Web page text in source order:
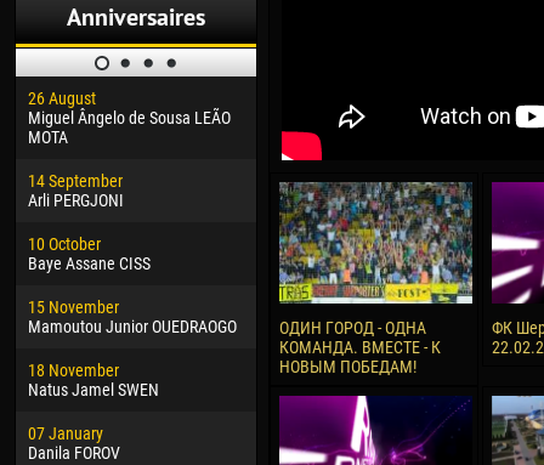
Anniversaires
26 August
Miguel Ângelo de Sousa LEÃO
MOTA
14 September
Arli PERGJONI
10 October
Baye Assane CISS
15 November
Mamoutou Junior OUEDRAOGO
18 November
Natus Jamel SWEN
07 January
Danila FOROV
Dhoraso Moreo KLAS
24 February
Vladislav COSTIN
02 March
Veaceslav COZMA
09 March
Emmanuel AFETSE
20 March
Jayder Moreno ASPRILLA
22 March
Samba KONÉ
24
28
10
ОДИН ГОРОД - ОДНА
КОМАНДА. ВМЕСТЕ - К
НОВЫМ ПОБЕДАМ!
ФК